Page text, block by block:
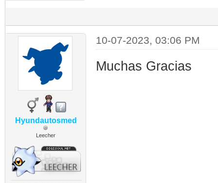
Hyundautosmed
Leecher
10-07-2023, 03:06 PM
Muchas Gracias